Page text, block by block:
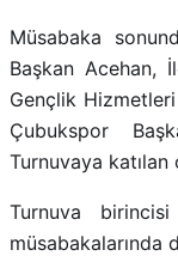
Müsabaka
Başkan Acehan,
Gençlik
Çubukspor
Turnuvaya
Turnuva